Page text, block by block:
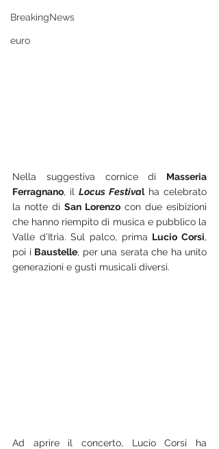
BreakingNews
euro
Nella suggestiva cornice di Masseria
Ferragnano, il Locus Festival ha celebrato
la notte di San Lorenzo con due esibizioni
che hanno riempito di musica e pubblico la
Valle d’Itria. Sul palco, prima Lucio Corsi,
poi i Baustelle, per una serata che ha unito
generazioni e gusti musicali diversi.
Ad aprire il concerto, Lucio Corsi ha